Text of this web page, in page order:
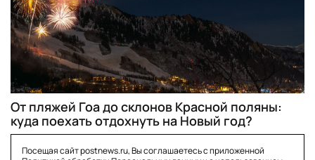
От пляжей Гоа до склонов Красной поляны:
куда поехать отдохнуть на Новый год?
Посещая сайт postnews.ru, Вы соглашаетесь с приложенной